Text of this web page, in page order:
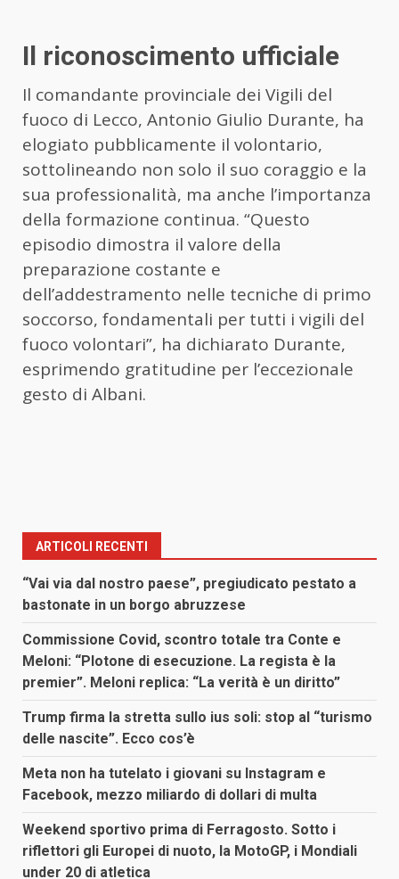
Il riconoscimento ufficiale
Il comandante provinciale dei Vigili del
fuoco di Lecco, Antonio Giulio Durante, ha
elogiato pubblicamente il volontario,
sottolineando non solo il suo coraggio e la
sua professionalità, ma anche l’importanza
della formazione continua. “Questo
episodio dimostra il valore della
preparazione costante e
dell’addestramento nelle tecniche di primo
soccorso, fondamentali per tutti i vigili del
fuoco volontari”, ha dichiarato Durante,
esprimendo gratitudine per l’eccezionale
gesto di Albani.
ARTICOLI RECENTI
“Vai via dal nostro paese”, pregiudicato pestato a
bastonate in un borgo abruzzese
Commissione Covid, scontro totale tra Conte e
Meloni: “Plotone di esecuzione. La regista è la
premier”. Meloni replica: “La verità è un diritto”
Trump firma la stretta sullo ius soli: stop al “turismo
delle nascite”. Ecco cos’è
Meta non ha tutelato i giovani su Instagram e
Facebook, mezzo miliardo di dollari di multa
Weekend sportivo prima di Ferragosto. Sotto i
riflettori gli Europei di nuoto, la MotoGP, i Mondiali
under 20 di atletica